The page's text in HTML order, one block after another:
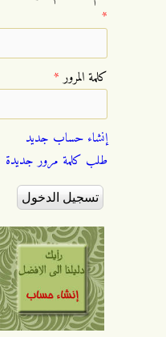
*
‏كلمة المرور ‏*
إنشاء حساب جديد
طلب كلمة مرور جديدة